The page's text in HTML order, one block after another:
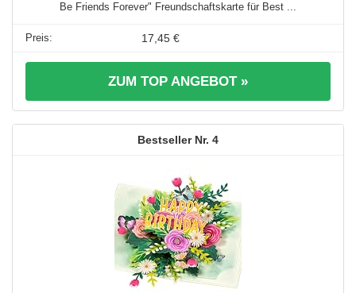
Be Friends Forever" Freundschaftskarte für Best ...
17,45 €
ZUM TOP ANGEBOT »
4